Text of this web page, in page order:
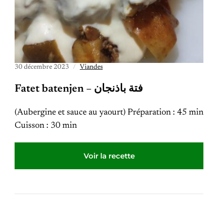
30 décembre 2023 Viandes
Fatet batenjen – فتة باذنجان
(Aubergine et sauce au yaourt) Préparation : 45 min
Cuisson : 30 min
Voir la recette